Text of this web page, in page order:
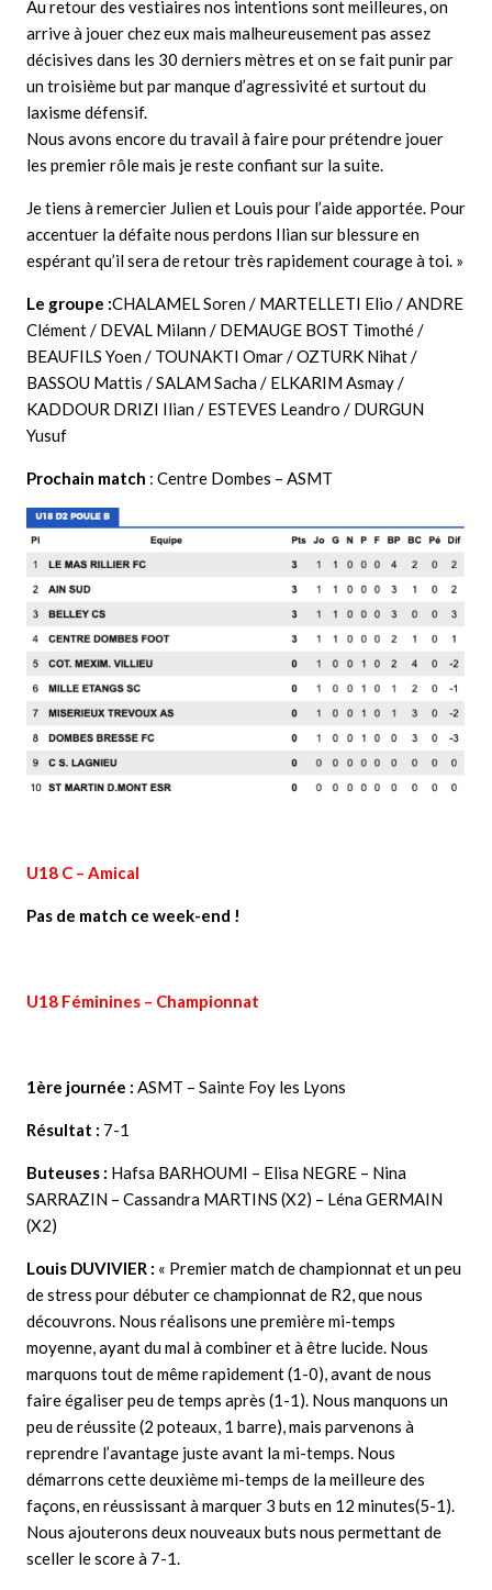
Au retour des vestiaires nos intentions sont meilleures, on
arrive à jouer chez eux mais malheureusement pas assez
décisives dans les 30 derniers mètres et on se fait punir par
un troisième but par manque d’agressivité et surtout du
laxisme défensif.
Nous avons encore du travail à faire pour prétendre jouer
les premier rôle mais je reste confiant sur la suite.
Je tiens à remercier Julien et Louis pour l’aide apportée. Pour
accentuer la défaite nous perdons Ilian sur blessure en
espérant qu’il sera de retour très rapidement courage à toi. »
Le groupe :CHALAMEL Soren / MARTELLETI Elio / ANDRE
Clément / DEVAL Milann / DEMAUGE BOST Timothé /
BEAUFILS Yoen / TOUNAKTI Omar / OZTURK Nihat /
BASSOU Mattis / SALAM Sacha / ELKARIM Asmay /
KADDOUR DRIZI Ilian / ESTEVES Leandro / DURGUN
Yusuf
Prochain match : Centre Dombes – ASMT
U18 C – Amical
Pas de match ce week-end !
U18 Féminines – Championnat
1ère journée : ASMT – Sainte Foy les Lyons
Résultat : 7-1
Buteuses : Hafsa BARHOUMI – Elisa NEGRE – Nina
SARRAZIN – Cassandra MARTINS (X2) – Léna GERMAIN
(X2)
Louis DUVIVIER : « Premier match de championnat et un peu
de stress pour débuter ce championnat de R2, que nous
découvrons. Nous réalisons une première mi-temps
moyenne, ayant du mal à combiner et à être lucide. Nous
marquons tout de même rapidement (1-0), avant de nous
faire égaliser peu de temps après (1-1). Nous manquons un
peu de réussite (2 poteaux, 1 barre), mais parvenons à
reprendre l’avantage juste avant la mi-temps. Nous
démarrons cette deuxième mi-temps de la meilleure des
façons, en réussissant à marquer 3 buts en 12 minutes(5-1).
Nous ajouterons deux nouveaux buts nous permettant de
sceller le score à 7-1.